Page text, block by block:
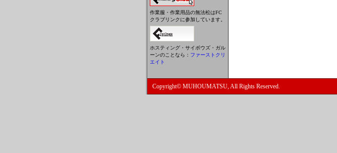
作業服・作業用品の無法松はFC
クラブリンクに参加しています。
ホスティング・サイボウズ・ガル
ーンのことなら： ファーストクリ
エイト
Copyright© MUHOUMATSU, All Rights Reserved.